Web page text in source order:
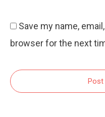
Save my name,
browser for the next